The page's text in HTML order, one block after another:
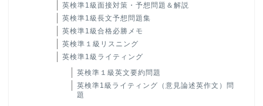
英検準1級面接対策・予想問題＆解説
英検準1級長文予想問題集
英検準1級合格必勝メモ
英検準１級リスニング
英検準1級ライティング
英検準１級英文要約問題
英検準1級ライティング（意見論述英作文）問
題